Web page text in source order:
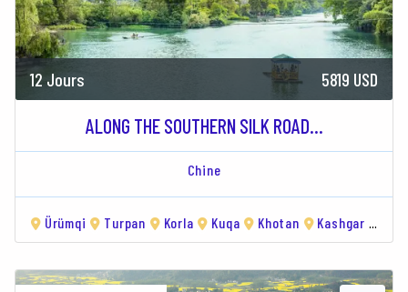
12 Jours 5819 USD
ALONG THE SOUTHERN SILK ROAD...
Chine
Ürümqi Turpan Korla Kuqa Khotan Kashgar